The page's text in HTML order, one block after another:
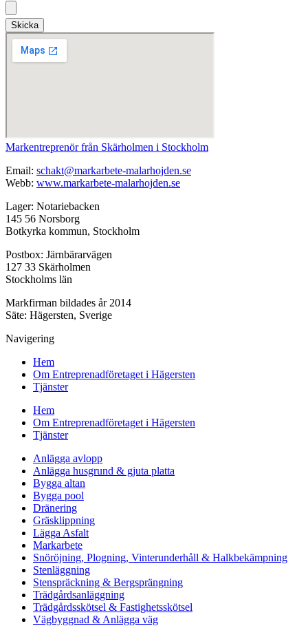
Skicka
Markentreprenör från Skärholmen i Stockholm
Email: schakt@markarbete-malarhojden.se
Webb: www.markarbete-malarhojden.se
Lager: Notariebacken
145 56 Norsborg
Botkyrka kommun, Stockholm
Postbox: Järnbärarvägen
127 33 Skärholmen
Stockholms län
Markfirman bildades år 2014
Säte: Hägersten, Sverige
Navigering
Hem
Om Entreprenadföretaget i Hägersten
Tjänster
Hem
Om Entreprenadföretaget i Hägersten
Tjänster
Anlägga avlopp
Anlägga husgrund & gjuta platta
Bygga altan
Bygga pool
Dränering
Gräsklippning
Lägga Asfalt
Markarbete
Snöröjning, Plogning, Vinterunderhåll & Halkbekämpning
Stenläggning
Stenspräckning & Bergsprängning
Trädgårdsanläggning
Trädgårdsskötsel & Fastighetsskötsel
Vägbyggnad & Anlägga väg